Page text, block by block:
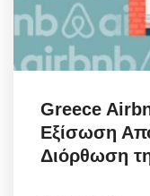
Greece
Εξίσωση
Διόρθωση